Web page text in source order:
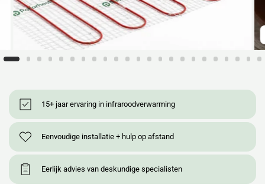
15+ jaar ervaring in infraroodverwarming
Eenvoudige installatie + hulp op afstand
Eerlijk advies van deskundige specialisten